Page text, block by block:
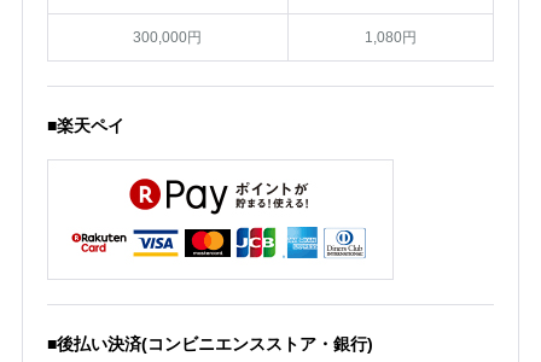
300,000円 1,080円
■楽天ペイ
■後払い決済(コンビニエンスストア・銀行)